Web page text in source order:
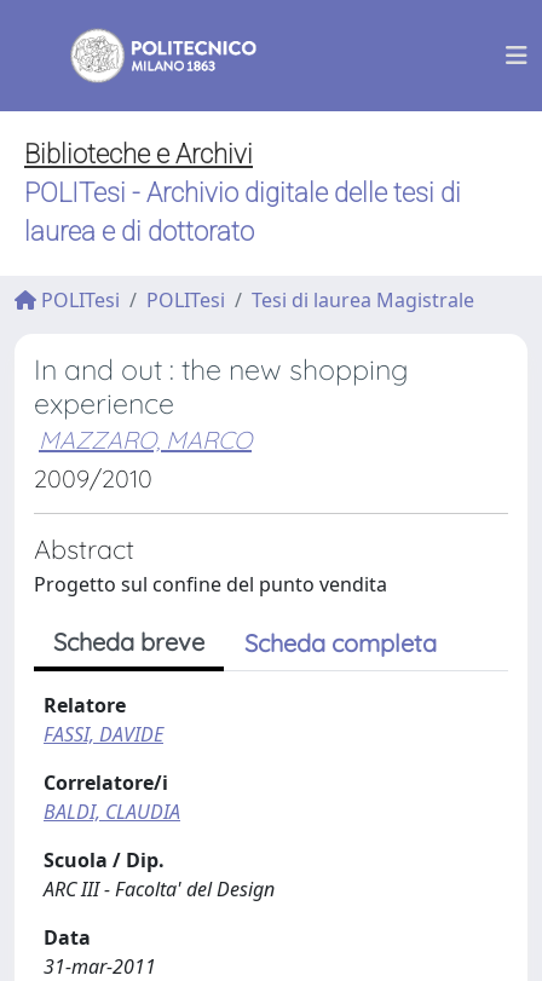
Biblioteche e Archivi
POLITesi - Archivio digitale delle tesi di
laurea e di dottorato
POLITesi POLITesi Tesi di laurea Magistrale
In and out : the new shopping
experience
MAZZARO, MARCO
2009/2010
Abstract
Progetto sul confine del punto vendita
Scheda breve Scheda completa
Relatore
FASSI, DAVIDE
Correlatore/i
BALDI, CLAUDIA
Scuola / Dip.
ARC III - Facolta' del Design
Data
31-mar-2011